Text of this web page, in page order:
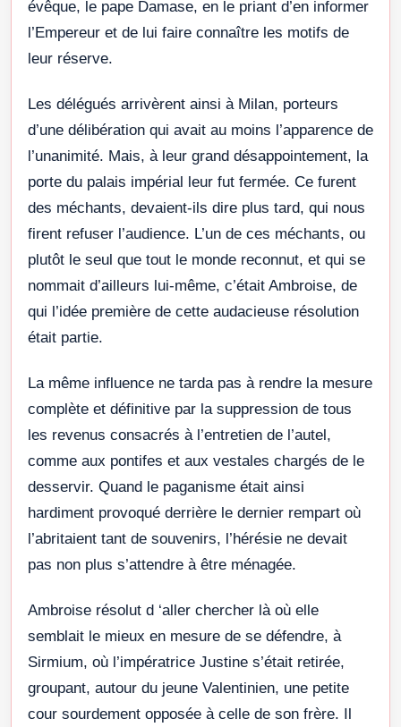
évêque, le pape Damase, en le priant d’en informer
l’Empereur et de lui faire connaître les motifs de
leur réserve.
Les délégués arrivèrent ainsi à Milan, porteurs
d’une délibération qui avait au moins l’apparence de
l’unanimité. Mais, à leur grand désappointement, la
porte du palais impérial leur fut fermée. Ce furent
des méchants, devaient-ils dire plus tard, qui nous
firent refuser l’audience. L’un de ces méchants, ou
plutôt le seul que tout le monde reconnut, et qui se
nommait d’ailleurs lui-même, c’était Ambroise, de
qui l’idée première de cette audacieuse résolution
était partie.
La même influence ne tarda pas à rendre la mesure
complète et définitive par la suppression de tous
les revenus consacrés à l’entretien de l’autel,
comme aux pontifes et aux vestales chargés de le
desservir. Quand le paganisme était ainsi
hardiment provoqué derrière le dernier rempart où
l’abritaient tant de souvenirs, l’hérésie ne devait
pas non plus s’attendre à être ménagée.
Ambroise résolut d ‘aller chercher là où elle
semblait le mieux en mesure de se défendre, à
Sirmium, où l’impératrice Justine s’était retirée,
groupant, autour du jeune Valentinien, une petite
cour sourdement opposée à celle de son frère. Il